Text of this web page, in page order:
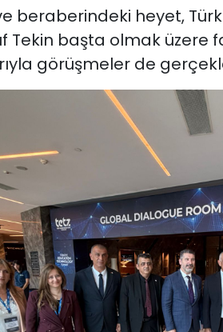
beraberindeki heyet,
Tekin başta olmak üzere
görüşmeler de